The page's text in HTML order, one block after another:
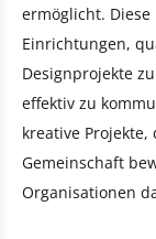
ermöglicht.
Einrichtungen,
Designprojekte
effektiv zu
kreative
Gemeinschaft
Organisationen